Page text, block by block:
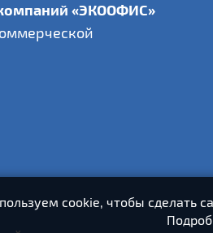
«ЭКООФИС»
cookie, чтобы сделать